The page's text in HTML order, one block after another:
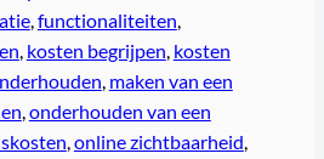
, functionaliteiten,
, kosten begrijpen, kosten
, maken van een
, onderhouden van een
, online zichtbaarheid,